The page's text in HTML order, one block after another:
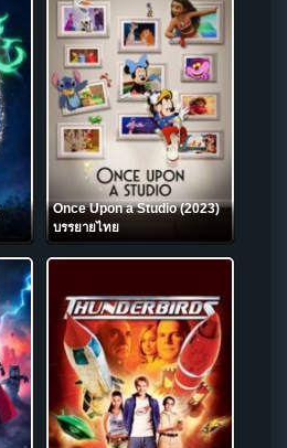
Once Upon a Studio (2023)
บรรยายไทย